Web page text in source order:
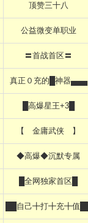
顶赞三十八
公益微变单职业
〓首战首区〓
真正０充的█神器▄▄▄
█高爆星王+3█
【 金庸武侠 】
◆高爆◆沉默专属
█全网独家首区█
██自己╋打╋充╋值██